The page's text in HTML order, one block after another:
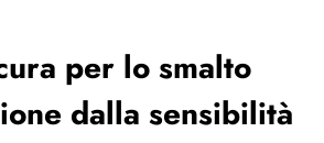
per lo smalto
dalla sensibilità